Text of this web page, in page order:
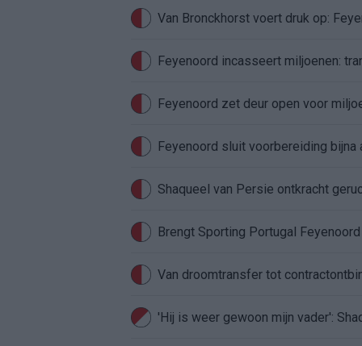
Van Bronckhorst voert druk op:
Feyenoord incasseert miljoenen:
Feyenoord zet deur open voor
Feyenoord sluit voorbereiding
Shaqueel van Persie ontkracht
Brengt Sporting Portugal
Van droomtransfer tot
'Hij is weer gewoon mijn vader':